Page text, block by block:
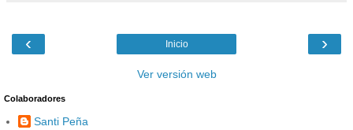
‹ ›
Inicio
Ver versión web
Colaboradores
Santi Peña